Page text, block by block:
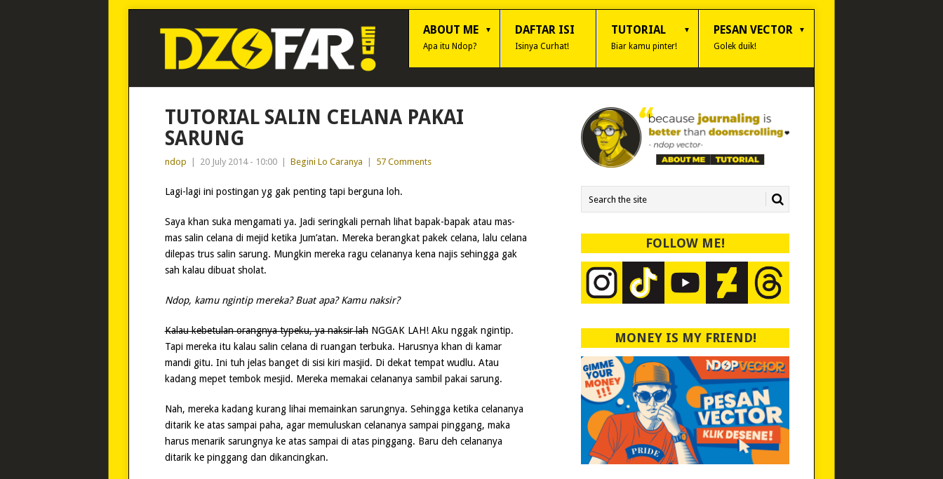
ABOUT ME
Apa itu Ndop?
DAFTAR ISI
Isinya Curhat!
TUTORIAL
Biar kamu pinter!
PESAN VECTOR
Golek duik!
TUTORIAL SALIN CELANA PAKAI
SARUNG
ndop 20 July 2014 - 10:00 Begini Lo Caranya 57 Comments
Lagi-lagi ini postingan yg gak penting tapi berguna loh.
Saya khan suka mengamati ya. Jadi seringkali pernah lihat bapak-bapak atau mas-
mas salin celana di mejid ketika Jum’atan. Mereka berangkat pakek celana, lalu celana
dilepas trus salin sarung. Mungkin mereka ragu celananya kena najis sehingga gak
sah kalau dibuat sholat.
Ndop, kamu ngintip mereka? Buat apa? Kamu naksir?
Kalau kebetulan orangnya typeku, ya naksir lahNGGAK LAH! Aku nggak ngintip.
Tapi mereka itu kalau salin celana di ruangan terbuka. Harusnya khan di kamar
mandi gitu. Ini tuh jelas banget di sisi kiri masjid. Di dekat tempat wudlu. Atau
kadang mepet tembok mesjid. Mereka memakai celananya sambil pakai sarung.
Nah, mereka kadang kurang lihai memainkan sarungnya. Sehingga ketika celananya
ditarik ke atas sampai paha, agar memuluskan celananya sampai pinggang, maka
harus menarik sarungnya ke atas sampai di atas pinggang. Baru deh celananya
ditarik ke pinggang dan dikancingkan.
FOLLOW ME!
MONEY IS MY FRIEND!